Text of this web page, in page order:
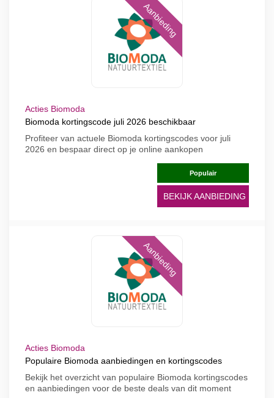
Aanbieding
Acties Biomoda
Biomoda kortingscode juli 2026 beschikbaar
Profiteer van actuele Biomoda kortingscodes voor juli
2026 en bespaar direct op je online aankopen
Populair
BEKIJK AANBIEDING
Aanbieding
Acties Biomoda
Populaire Biomoda aanbiedingen en kortingscodes
Bekijk het overzicht van populaire Biomoda kortingscodes
en aanbiedingen voor de beste deals van dit moment